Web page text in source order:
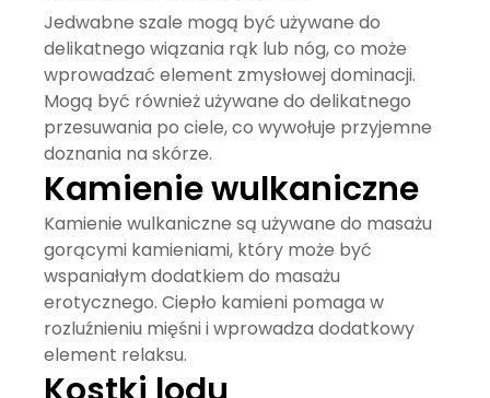
Jedwabne szale mogą być używane do
delikatnego wiązania rąk lub nóg, co może
wprowadzać element zmysłowej dominacji.
Mogą być również używane do delikatnego
przesuwania po ciele, co wywołuje przyjemne
doznania na skórze.
Kamienie wulkaniczne
Kamienie wulkaniczne są używane do masażu
gorącymi kamieniami, który może być
wspaniałym dodatkiem do masażu
erotycznego. Ciepło kamieni pomaga w
rozluźnieniu mięśni i wprowadza dodatkowy
element relaksu.